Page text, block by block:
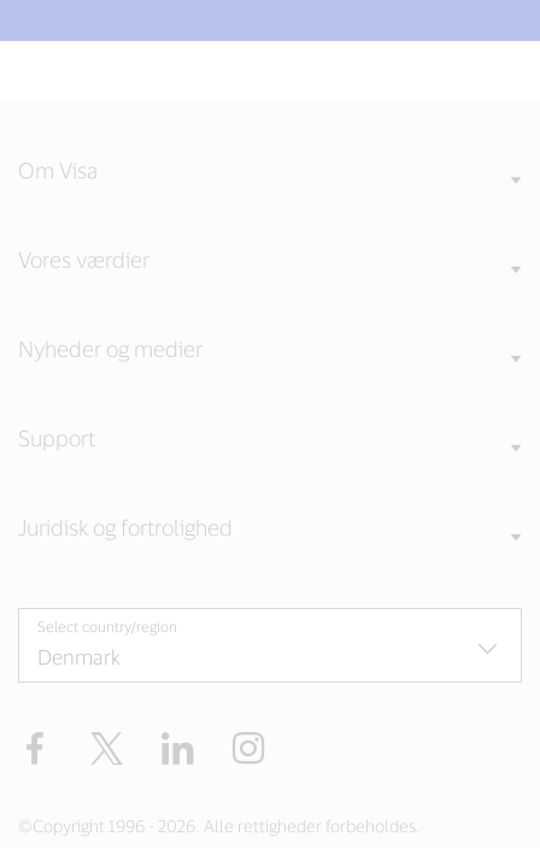
Om Visa
Vores værdier
Nyheder og medier
Support
Juridisk og fortrolighed
Select country/region
Facebook Twitter LinkedIn
©Copyright 1996 - 2026. Alle rettigheder forbeholdes.